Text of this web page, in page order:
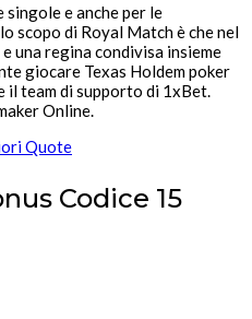
singole e anche per le
scopo di Royal Match è che nel
una regina condivisa insieme
giocare Texas Holdem poker
il team di supporto di 1xBet.
Online.
Quote
Codice 15